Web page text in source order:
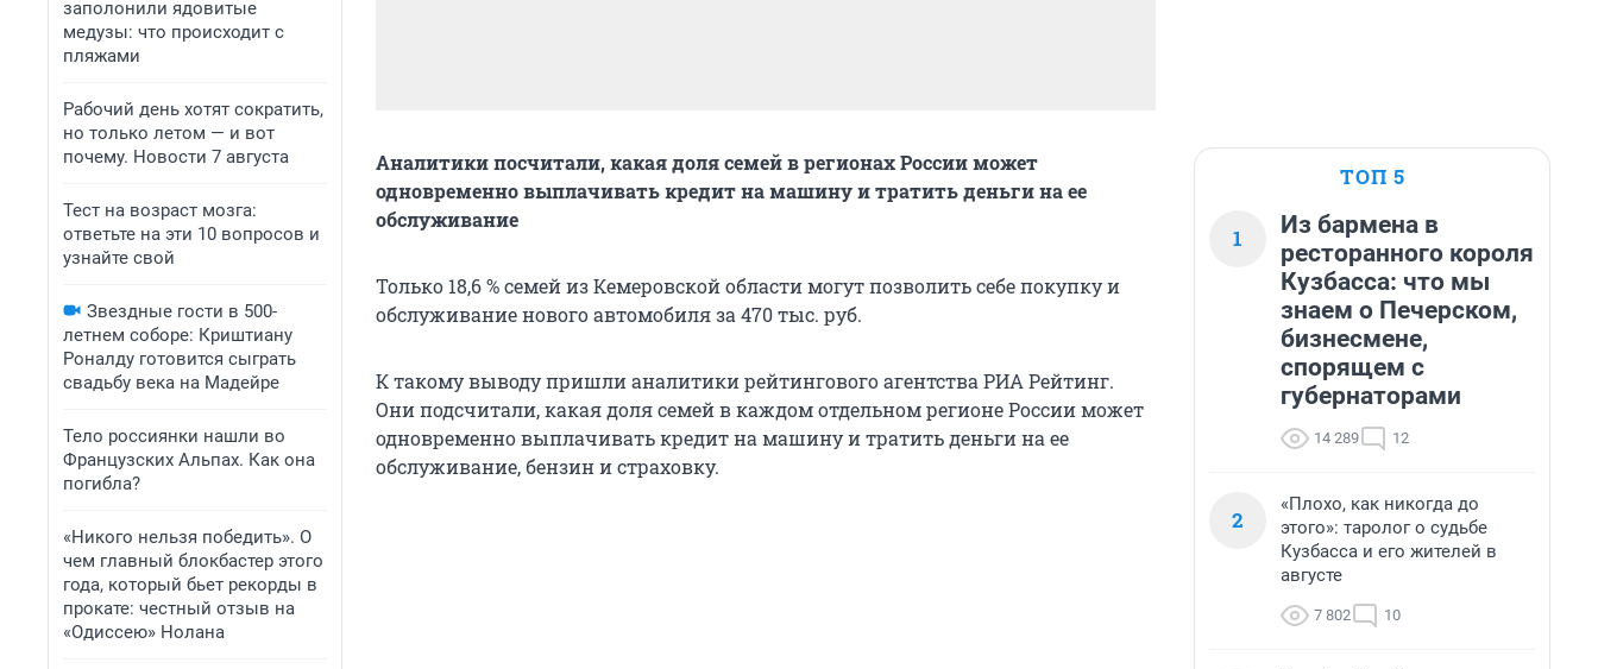
заполонили ядовитые
медузы: что происходит с
пляжами
Рабочий день хотят сократить,
но только летом — и вот
почему. Новости 7 августа
Тест на возраст мозга:
ответьте на эти 10 вопросов и
узнайте свой
Звездные гости в 500-
летнем соборе: Криштиану
Роналду готовится сыграть
свадьбу века на Мадейре
Тело россиянки нашли во
Французских Альпах. Как она
погибла?
«Никого нельзя победить». О
чем главный блокбастер этого
года, который бьет рекорды в
прокате: честный отзыв на
«Одиссею» Нолана
Аналитики посчитали, какая доля семей в регионах России может
одновременно выплачивать кредит на машину и тратить деньги на ее
обслуживание
Только 18,6 % семей из Кемеровской области могут позволить себе покупку и
обслуживание нового автомобиля за 470 тыс. руб.
К такому выводу пришли аналитики рейтингового агентства РИА Рейтинг.
Они подсчитали, какая доля семей в каждом отдельном регионе России может
одновременно выплачивать кредит на машину и тратить деньги на ее
обслуживание, бензин и страховку.
ТОП 5
1
Из бармена в
ресторанного короля
Кузбасса: что мы
знаем о Печерском,
бизнесмене,
спорящем с
губернаторами
14 289 12
2
«Плохо, как никогда до
этого»: таролог о судьбе
Кузбасса и его жителей в
августе
7 802 10